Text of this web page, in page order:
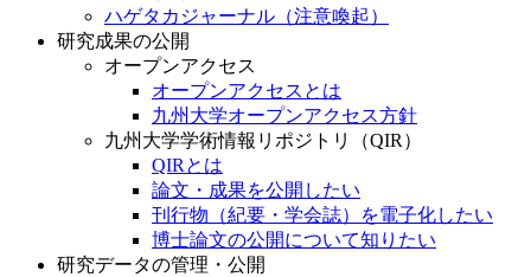
ハゲタカジャーナル（注意喚起）
研究成果の公開
オープンアクセス
オープンアクセスとは
九州大学オープンアクセス方針
九州大学学術情報リポジトリ（QIR）
QIRとは
論文・成果を公開したい
刊行物（紀要・学会誌）を電子化したい
博士論文の公開について知りたい
研究データの管理・公開